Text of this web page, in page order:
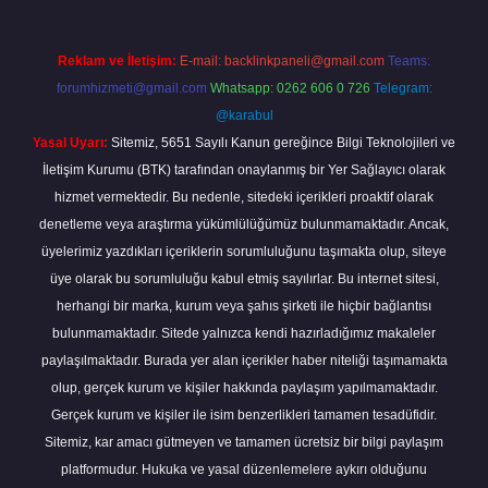
Reklam ve İletişim: E-mail: backlinkpaneli@gmail.com Teams:
forumhizmeti@gmail.com Whatsapp: 0262 606 0 726 Telegram:
@karabul
Yasal Uyarı: Sitemiz, 5651 Sayılı Kanun gereğince Bilgi Teknolojileri ve
İletişim Kurumu (BTK) tarafından onaylanmış bir Yer Sağlayıcı olarak
hizmet vermektedir. Bu nedenle, sitedeki içerikleri proaktif olarak
denetleme veya araştırma yükümlülüğümüz bulunmamaktadır. Ancak,
üyelerimiz yazdıkları içeriklerin sorumluluğunu taşımakta olup, siteye
üye olarak bu sorumluluğu kabul etmiş sayılırlar. Bu internet sitesi,
herhangi bir marka, kurum veya şahıs şirketi ile hiçbir bağlantısı
bulunmamaktadır. Sitede yalnızca kendi hazırladığımız makaleler
paylaşılmaktadır. Burada yer alan içerikler haber niteliği taşımamakta
olup, gerçek kurum ve kişiler hakkında paylaşım yapılmamaktadır.
Gerçek kurum ve kişiler ile isim benzerlikleri tamamen tesadüfidir.
Sitemiz, kar amacı gütmeyen ve tamamen ücretsiz bir bilgi paylaşım
platformudur. Hukuka ve yasal düzenlemelere aykırı olduğunu